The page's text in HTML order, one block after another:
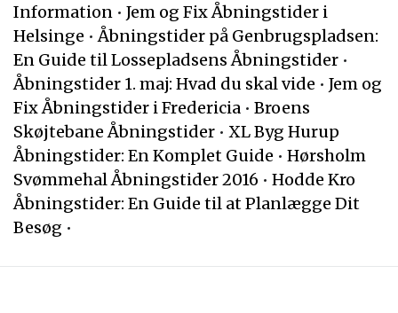
Information • Jem og Fix Åbningstider i
Helsinge •Åbningstider på Genbrugspladsen:
En Guide til Lossepladsens Åbningstider •
Åbningstider 1. maj: Hvad du skal vide • Jem og
Fix Åbningstider i Fredericia • Broens
Skøjtebane Åbningstider • XL Byg Hurup
Åbningstider: En Komplet Guide • Hørsholm
Svømmehal Åbningstider 2016 • Hodde Kro
Åbningstider: En Guide til at Planlægge Dit
Besøg •